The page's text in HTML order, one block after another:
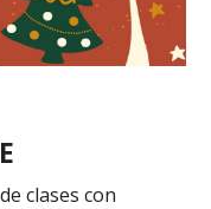
clases con